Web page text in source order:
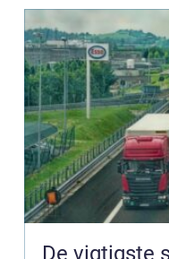
De vigtigste